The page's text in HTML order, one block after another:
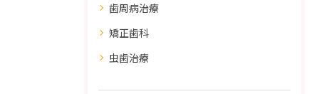
歯周病治療
矯正歯科
虫歯治療